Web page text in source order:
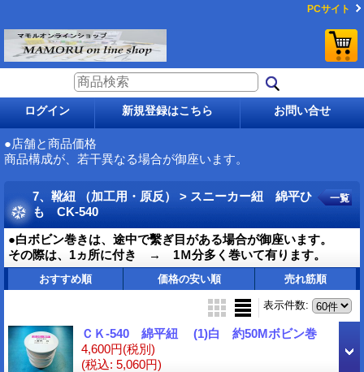
PCサイト
ログイン 新規登録はこちら お問い合せ
●店舗と商品価格
商品構成が、若干異なる場合が御座います。
7、靴紐 （加工用・原反） > スニーカー紐 綿平ひ
も CK-540
●白ボビン巻きは、途中で繫ぎ目がある場合が御座います。
その際は、1ヵ所に付き → 1Ｍ分多く巻いて有ります。
一覧
おすすめ順 価格の安い順 売れ筋順
表示件数:
ＣＫ-540 綿平紐 (1)白 約50Mボビン巻
4,600円(税別)
(税込: 5,060円)